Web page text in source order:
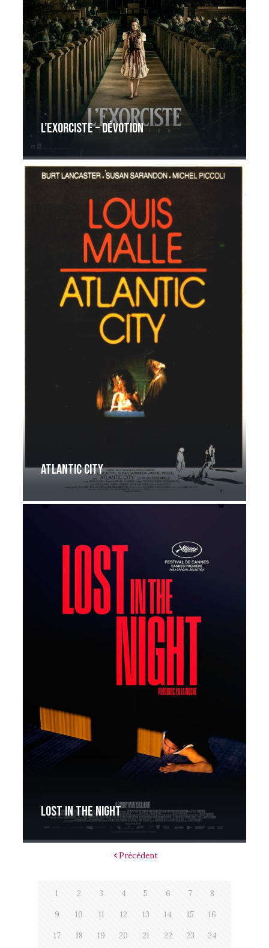
L’Exorciste – Dévotion
Atlantic City
Lost in the night
Précédent
1 2 3 4 5 6 7 8
9 10 11 12 13 14 15 16
17 18 19 20 21 22 23 24